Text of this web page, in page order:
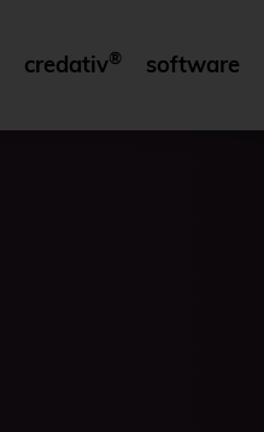
credativ® software